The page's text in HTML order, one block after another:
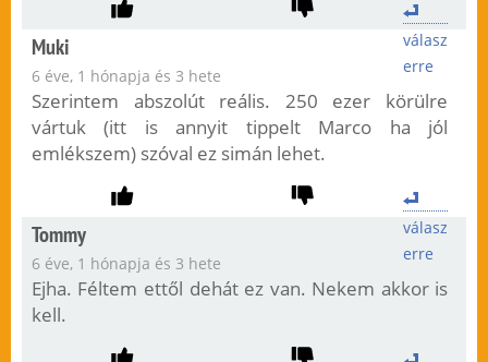
válasz
erre
Muki
6 éve, 1 hónapja és 3 hete
Szerintem abszolút reális. 250 ezer körülre
vártuk (itt is annyit tippelt Marco ha jól
emlékszem) szóval ez simán lehet.
válasz
erre
Tommy
6 éve, 1 hónapja és 3 hete
Ejha. Féltem ettől dehát ez van. Nekem akkor is
kell.